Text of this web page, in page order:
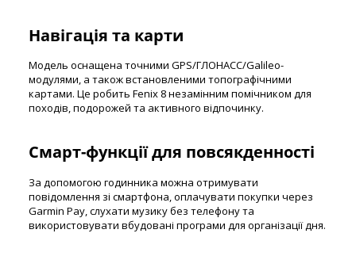
Навігація та карти
Модель оснащена точними GPS/ГЛОНАСС/Galileo-
модулями, а також встановленими топографічними
картами. Це робить Fenix 8 незамінним помічником для
походів, подорожей та активного відпочинку.
Смарт-функції для повсякденності
За допомогою годинника можна отримувати
повідомлення зі смартфона, оплачувати покупки через
Garmin Pay, слухати музику без телефону та
використовувати вбудовані програми для організації дня.